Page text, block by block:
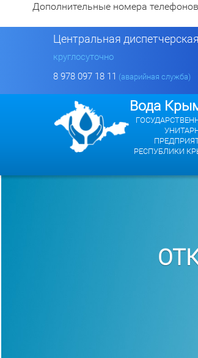
Дополнительные номера
Центральная
круглосуточно
8 978 097 18 11 (аварийная служба)
Вода
РЕСПУБЛИКИ